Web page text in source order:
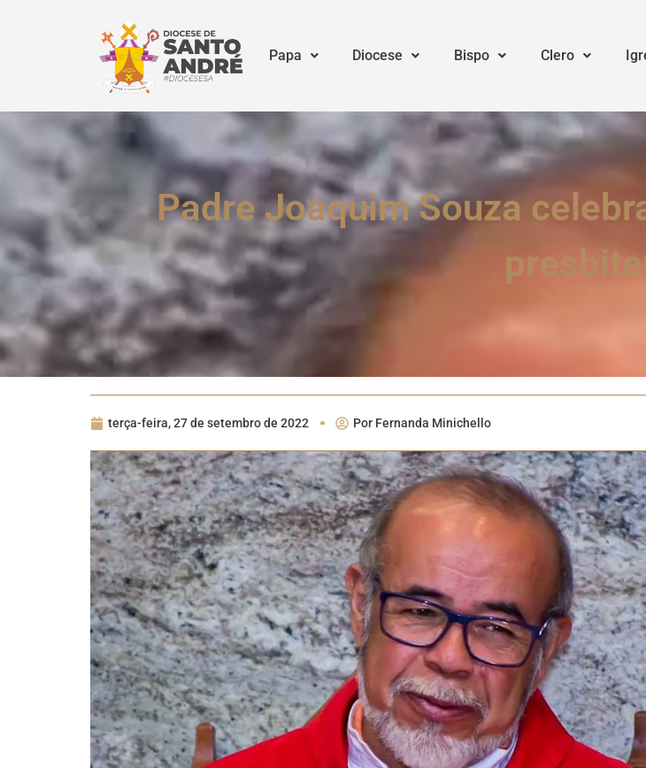
Papa Diocese Bispo Clero
Padre Joaquim Souza
terça-feira, 27 de setembro de 2022 Por Fernanda Minichello